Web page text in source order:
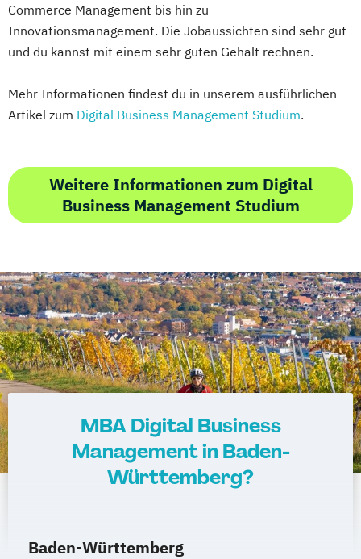
Commerce Management bis hin zu
Innovationsmanagement. Die Jobaussichten sind sehr gut
und du kannst mit einem sehr guten Gehalt rechnen.
Mehr Informationen findest du in unserem ausführlichen
Artikel zum Digital Business Management Studium.
Weitere Informationen zum Digital
Business Management Studium
MBA Digital Business
Management in Baden-
Württemberg?
Baden-Württemberg